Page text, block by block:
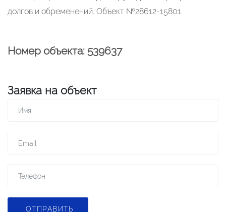
долгов и обременений. Объект №28612-15801.
Номер объекта: 539637
Заявка на объект
ОТПРАВИТЬ